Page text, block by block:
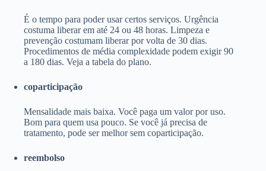
É o tempo para poder usar certos serviços. Urgência
costuma liberar em até 24 ou 48 horas. Limpeza e
prevenção costumam liberar por volta de 30 dias.
Procedimentos de média complexidade podem exigir 90
a 180 dias. Veja a tabela do plano.
coparticipação
Mensalidade mais baixa. Você paga um valor por uso.
Bom para quem usa pouco. Se você já precisa de
tratamento, pode ser melhor sem coparticipação.
reembolso